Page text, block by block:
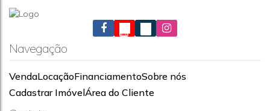
SOBRADO COMERCIAL PARA LOCAÇÃO-SP-VL
Navegação
VendaLocaçãoFinanciamentoSobre nós
Cadastrar ImóvelÁrea do Cliente